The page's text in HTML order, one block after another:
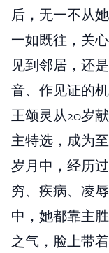
后，无一不从
一如既往，关
见到邻居，还
音、作见证的机
王颂灵从20岁
主特选，成为
岁月中，经历
穷、疾病、凌
中，她都靠主
之气，脸上带